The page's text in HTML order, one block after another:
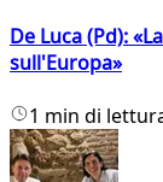
De Luca (Pd):
sull'Europa»
1 min di